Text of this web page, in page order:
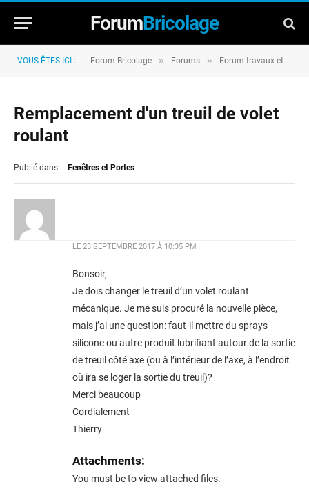
ForumBricolage
VOUS ÊTES ICI : Forum Bricolage » Forums » Forum travaux et rénovation
Remplacement d'un treuil de volet
roulant
Publié dans : Fenêtres et Portes
LE 23 SEPTEMBRE 2017 À 10:35 PM
Bonsoir,
Je dois changer le treuil d’un volet roulant
mécanique. Je me suis procuré la nouvelle pièce,
mais j’ai une question: faut-il mettre du sprays
silicone ou autre produit lubrifiant autour de la sortie
de treuil côté axe (ou à l’intérieur de l’axe, à l’endroit
où ira se loger la sortie du treuil)?
Merci beaucoup
Cordialement
Thierry
Attachments:
You must beto view attached files.